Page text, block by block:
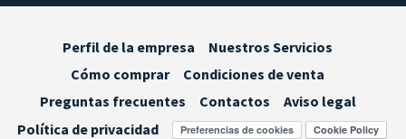
Perfil de la empresa
Nuestros Servicios
Cómo comprar
Condiciones de venta
Preguntas frecuentes
Contactos
Aviso legal
Política de privacidad
Preferencias de cookies